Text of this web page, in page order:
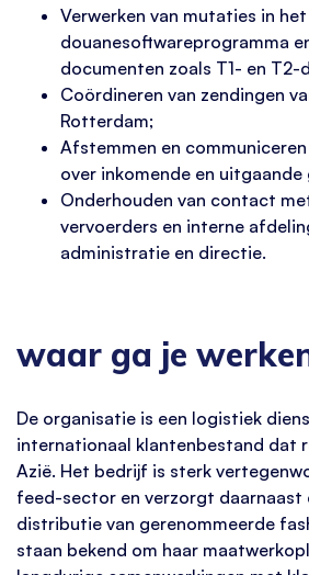
Verwerken van mutaties in het
douanesoftwareprogramma
documenten zoals T1- en T2-
Coördineren van zendingen
Rotterdam;
Afstemmen en
over inkomende en uitgaande
Onderhouden van contact
vervoerders en interne
administratie en directie.
waar ga je
De organisatie is een logistiek
internationaal klantenbestand dat
Azië. Het bedrijf is sterk
feed-sector en verzorgt daarnaast
distributie van gerenommeerde
staan bekend om haar